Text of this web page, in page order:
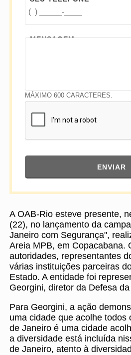
MENSAGEM
MÁXIMO 600 CARACTERES.
ENVIAR
A OAB-Rio esteve presente,
(22), no lançamento da
Janeiro com Segurança",
Areia MPB, em Copacabana.
autoridades, representantes
várias instituições parceiras
Estado. A entidade foi
Georgini, diretor da Defesa
Para Georgini, a ação
uma cidade que acolhe todos
de Janeiro é uma cidade
a diversidade está incluída
de Janeiro, atento à